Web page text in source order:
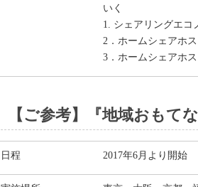
いく
1. シェアリングエコ
2．ホームシェアホ
3．ホームシェアホ
【ご参考】『地域おもて
日程 2017年6月より開始